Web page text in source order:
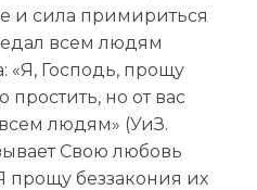
и сила примириться
всем людям
«Я, Господь, прощу
простить, но от вас
людям» (УиЗ.
Свою любовь
прощу беззакония их